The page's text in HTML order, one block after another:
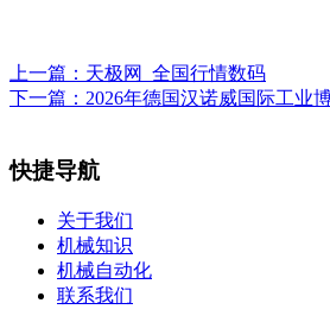
上一篇： 天极网_全国行情数码
下一篇： 2026年德国汉诺威国际工业
快捷导航
关于我们
机械知识
机械自动化
联系我们